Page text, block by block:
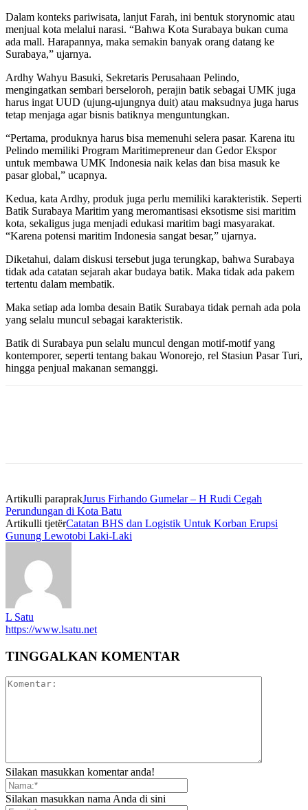
Dalam konteks pariwisata, lanjut Farah, ini bentuk storynomic atau
menjual kota melalui narasi. “Bahwa Kota Surabaya bukan cuma
ada mall. Harapannya, maka semakin banyak orang datang ke
Surabaya,” ujarnya.
Ardhy Wahyu Basuki, Sekretaris Perusahaan Pelindo,
mengingatkan sembari berseloroh, perajin batik sebagai UMK juga
harus ingat UUD (ujung-ujungnya duit) atau maksudnya juga harus
tetap menjaga agar bisnis batiknya menguntungkan.
“Pertama, produknya harus bisa memenuhi selera pasar. Karena itu
Pelindo memiliki Program Maritimepreneur dan Gedor Ekspor
untuk membawa UMK Indonesia naik kelas dan bisa masuk ke
pasar global,” ucapnya.
Kedua, kata Ardhy, produk juga perlu memiliki karakteristik. Seperti
Batik Surabaya Maritim yang meromantisasi eksotisme sisi maritim
kota, sekaligus juga menjadi edukasi maritim bagi masyarakat.
“Karena potensi maritim Indonesia sangat besar,” ujarnya.
Diketahui, dalam diskusi tersebut juga terungkap, bahwa Surabaya
tidak ada catatan sejarah akar budaya batik. Maka tidak ada pakem
tertentu dalam membatik.
Maka setiap ada lomba desain Batik Surabaya tidak pernah ada pola
yang selalu muncul sebagai karakteristik.
Batik di Surabaya pun selalu muncul dengan motif-motif yang
kontemporer, seperti tentang bakau Wonorejo, rel Stasiun Pasar Turi,
hingga penjual makanan semanggi.
Artikulli paraprakJurus Firhando Gumelar – H Rudi Cegah
Perundungan di Kota Batu
Artikulli tjetërCatatan BHS dan Logistik Untuk Korban Erupsi
Gunung Lewotobi Laki-Laki
L Satu
https://www.lsatu.net
TINGGALKAN KOMENTAR
Silakan masukkan komentar anda!
Silakan masukkan nama Anda di sini